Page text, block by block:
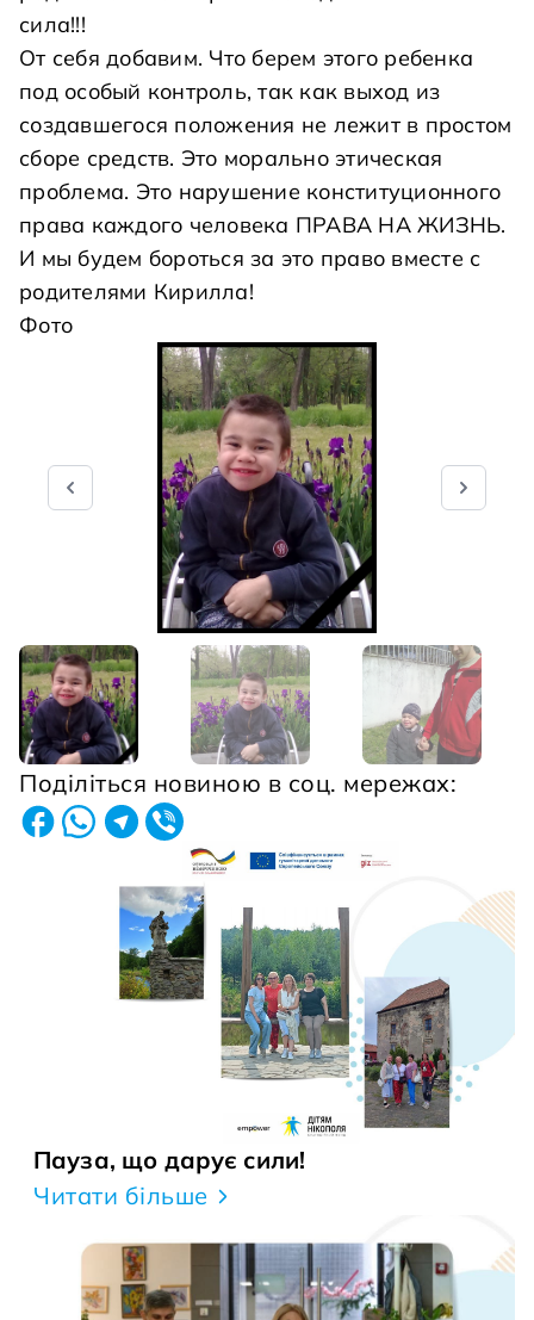
сила!!!
От себя добавим. Что берем этого ребенка
под особый контроль, так как выход из
создавшегося положения не лежит в простом
сборе средств. Это морально этическая
проблема. Это нарушение конституционного
права каждого человека ПРАВА НА ЖИЗНЬ.
И мы будем бороться за это право вместе с
родителями Кирилла!
Фото
Поділіться новиною в соц. мережах:
Пауза, що дарує сили!
Читати більше